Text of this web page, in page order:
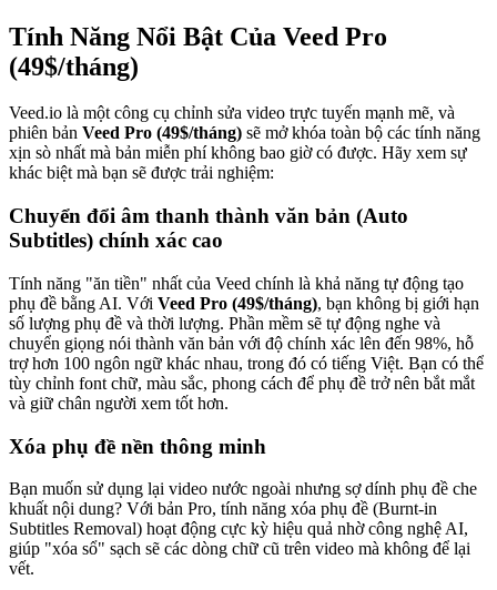
Tính Năng Nổi Bật Của Veed Pro
(49$/tháng)
Veed.io là một công cụ chỉnh sửa video trực tuyến mạnh mẽ, và
phiên bản Veed Pro (49$/tháng) sẽ mở khóa toàn bộ các tính năng
xịn sò nhất mà bản miễn phí không bao giờ có được. Hãy xem sự
khác biệt mà bạn sẽ được trải nghiệm:
Chuyển đổi âm thanh thành văn bản (Auto
Subtitles) chính xác cao
Tính năng "ăn tiền" nhất của Veed chính là khả năng tự động tạo
phụ đề bằng AI. Với Veed Pro (49$/tháng), bạn không bị giới hạn
số lượng phụ đề và thời lượng. Phần mềm sẽ tự động nghe và
chuyển giọng nói thành văn bản với độ chính xác lên đến 98%, hỗ
trợ hơn 100 ngôn ngữ khác nhau, trong đó có tiếng Việt. Bạn có thể
tùy chỉnh font chữ, màu sắc, phong cách để phụ đề trở nên bắt mắt
và giữ chân người xem tốt hơn.
Xóa phụ đề nền thông minh
Bạn muốn sử dụng lại video nước ngoài nhưng sợ dính phụ đề che
khuất nội dung? Với bản Pro, tính năng xóa phụ đề (Burnt-in
Subtitles Removal) hoạt động cực kỳ hiệu quả nhờ công nghệ AI,
giúp "xóa sổ" sạch sẽ các dòng chữ cũ trên video mà không để lại
vết.